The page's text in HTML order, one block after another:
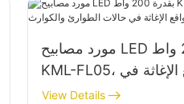
مورد مصابيح LED بقدرة 200 واط
KML-FL05، إضاءة مواقع الإغاثة في
حالات الطوارئ والكوارث
View Details